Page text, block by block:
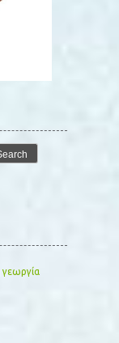
γεωργία